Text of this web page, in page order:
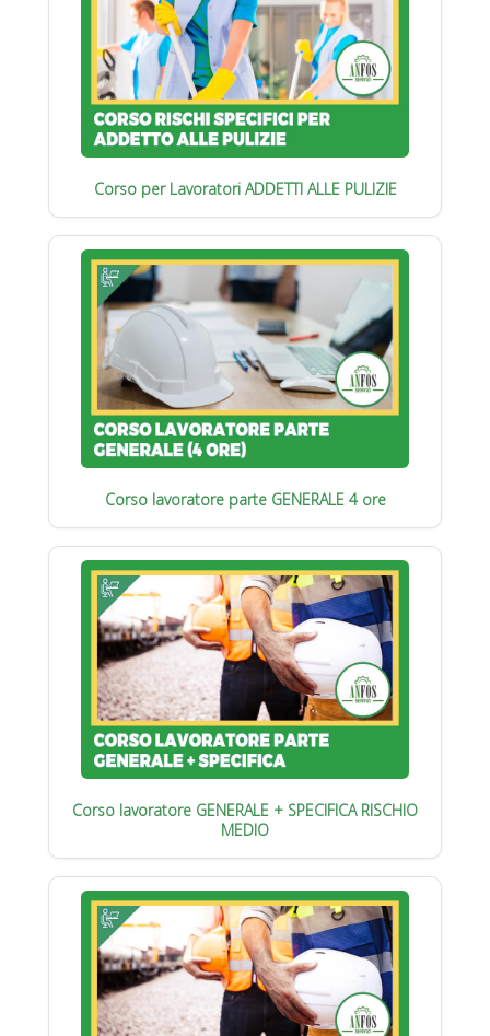
Corso per Lavoratori ADDETTI ALLE PULIZIE
Corso lavoratore parte GENERALE 4 ore
Corso lavoratore GENERALE + SPECIFICA RISCHIO
MEDIO